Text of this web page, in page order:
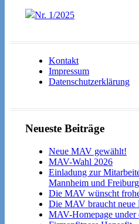
Nr. 1/2025
Kontakt
Impressum
Datenschutzerklärung
Neueste Beiträge
Neue MAV gewählt!
MAV-Wahl 2026
Einladung zur
Mannheim und Freiburg
Die MAV wünscht
Die MAV braucht neue
MAV-Homepage under